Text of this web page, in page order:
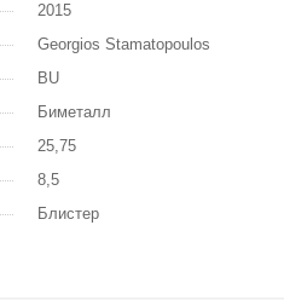
2015
Georgios Stamatopoulos
BU
Биметалл
25,75
8,5
Блистер